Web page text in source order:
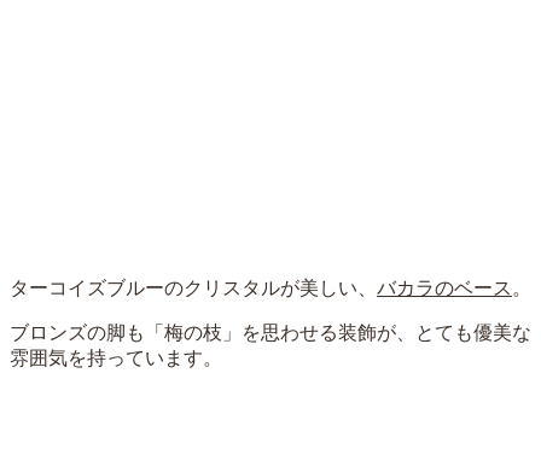
ターコイズブルーのクリスタルが美しい、 バカラのベース 。
ブロンズの脚も「梅の枝」を思わせる装飾が、とても優美な
雰囲気を持っています。